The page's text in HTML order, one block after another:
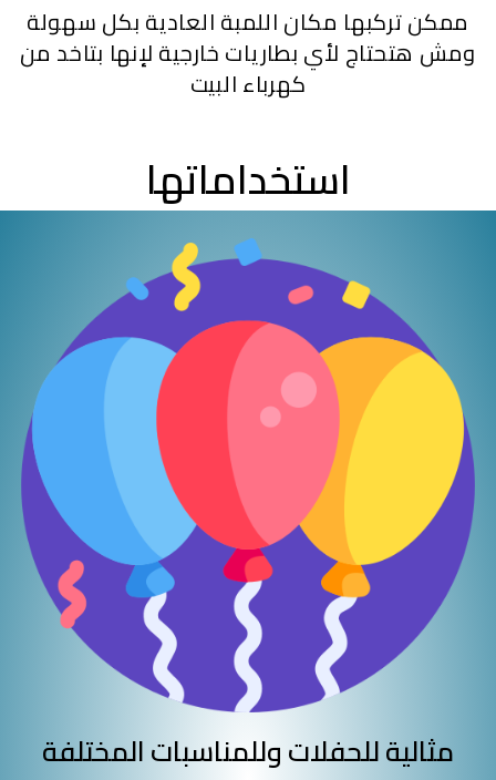
ممكن تركبها مكان اللمبة العادية بكل سهولة
ومش هتحتاج لأي بطاريات خارجية لإنها بتاخد من
كهرباء البيت
استخداماتها
مثالية للحفلات وللمناسبات المختلفة